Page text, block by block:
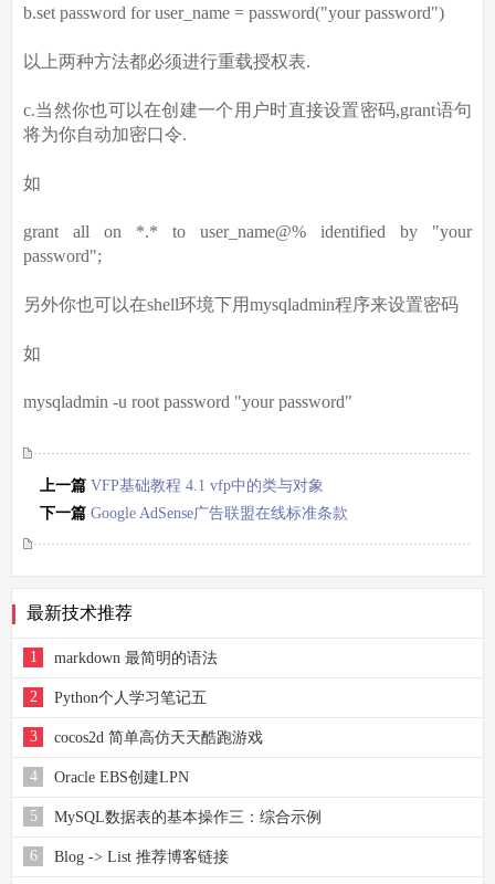
b.set password for user_name = password("your password")
以上两种方法都必须进行重载授权表.
c.当然你也可以在创建一个用户时直接设置密码,grant语句
将为你自动加密口令.
如
grant all on *.* to user_name@% identified by "your
password";
另外你也可以在shell环境下用mysqladmin程序来设置密码
如
mysqladmin -u root password "your password"
上一篇 VFP基础教程 4.1 vfp中的类与对象
下一篇 Google AdSense广告联盟在线标准条款
最新技术推荐
1 markdown 最简明的语法
2 Python个人学习笔记五
3 cocos2d 简单高仿天天酷跑游戏
4 Oracle EBS创建LPN
5 MySQL数据表的基本操作三：综合示例
6 Blog -> List 推荐博客链接